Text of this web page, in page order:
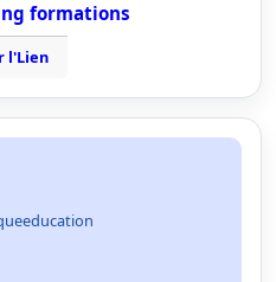
formations
l'Lien